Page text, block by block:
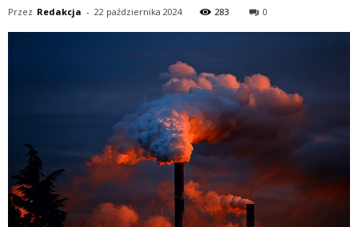
Przez Redakcja - 22 października 2024 283 0